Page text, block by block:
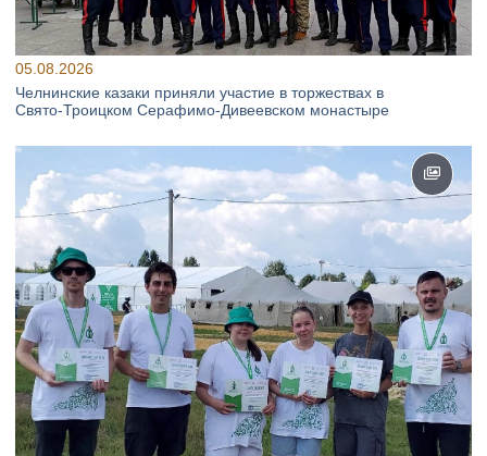
05.08.2026
Челнинские казаки приняли участие в торжествах в
Свято‑Троицком Серафимо‑Дивеевском монастыре